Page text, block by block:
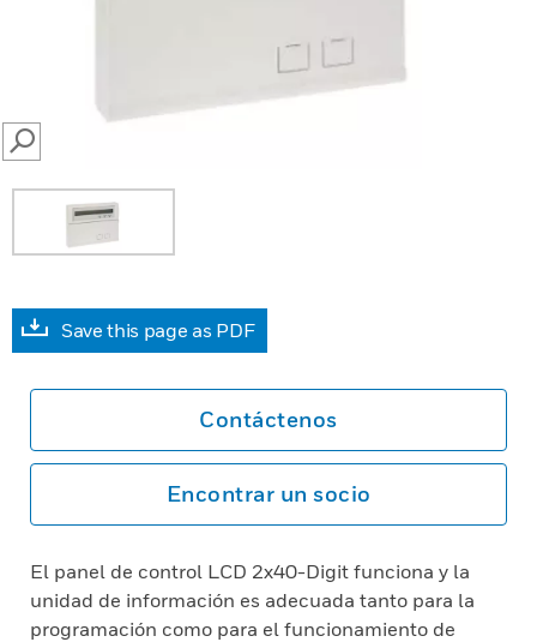
SEARCH
Save this page as PDF
Contáctenos
Encontrar un socio
El panel de control LCD 2x40-Digit funciona y la
unidad de información es adecuada tanto para la
programación como para el funcionamiento de